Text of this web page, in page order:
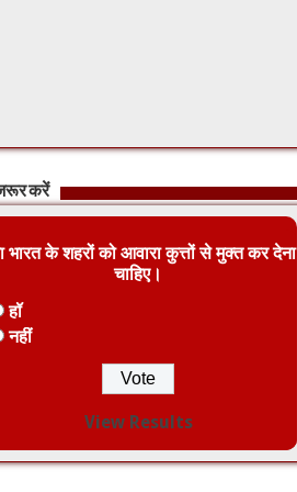
करें
भारत के शहरों को आवारा कुत्तों से मुक्त कर देना
चाहिए।
हॉ
नहीं
View Results